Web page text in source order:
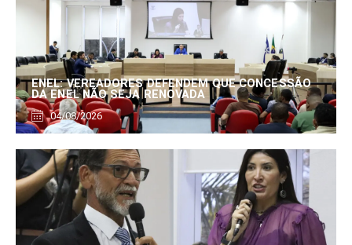
ENEL: VEREADORES DEFENDEM QUE CONCESSÃO
DA ENEL NÃO SEJA RENOVADA
04/08/2026